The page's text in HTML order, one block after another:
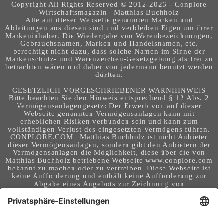
Copyright All Rights Reserved © 2012-2026 - Conplore
Wirtschaftsmagazin | Matthias Buchholz
Alle auf dieser Webseite genannten Marken und
Ableitungen aus diesen sind und verbleiben Eigentum ihrer
Markeninhaber. Die Wiedergabe von Warenbezeichnungen,
Gebrauchsnamen, Marken und Handelsnamen, etc.
berechtigt nicht dazu, dass solche Namen im Sinne der
Markenschutz- und Warenzeichen-Gesetzgebung als frei zu
betrachten wären und daher von jedermann benutzt werden
dürften.
GESETZLICH VORGESCHRIEBENER WARNHINWEIS
Bitte beachten Sie den Hinweis entsprechend § 12 Abs. 2
Vermögensanlagengesetz: Der Erwerb von auf dieser
Webseite genannten Vermögensanlagen kann mit
erheblichen Risiken verbunden sein und kann zum
vollständigen Verlust des eingesetzten Vermögens führen.
CONPLORE.COM | Matthias Buchholz ist nicht Anbieter
dieser Vermögensanlagen, sondern gibt den Anbietern der
Vermögensanlagen die Möglichkeit, diese über die von
Matthias Buchholz betriebene Webseite www.conplore.com
bekannt zu machen oder zu vertreiben. Diese Webseite ist
keine Aufforderung und enthält keine Aufforderung zur
Abgabe eines Angebots zur Zeichnung von
über Vermögensanlagen. Die Webseite richtet sich an ein